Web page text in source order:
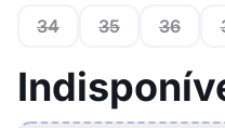
34 35 36